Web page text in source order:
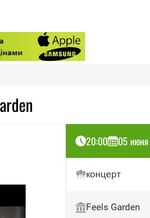
20:00 05
концерт
Feels Garden